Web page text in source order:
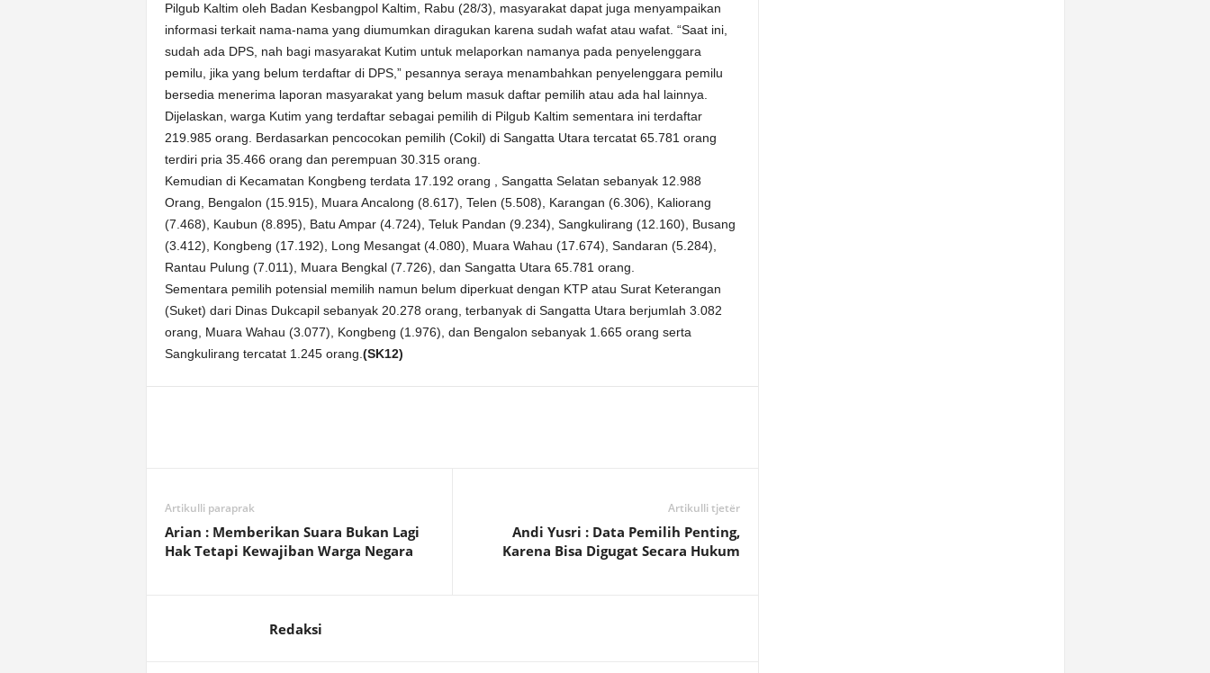
Pilgub Kaltim oleh Badan Kesbangpol Kaltim, Rabu (28/3), masyarakat dapat juga menyampaikan
informasi terkait nama-nama yang diumumkan diragukan karena sudah wafat atau wafat. “Saat ini,
sudah ada DPS, nah bagi masyarakat Kutim untuk melaporkan namanya pada penyelenggara
pemilu, jika yang belum terdaftar di DPS,” pesannya seraya menambahkan penyelenggara pemilu
bersedia menerima laporan masyarakat yang belum masuk daftar pemilih atau ada hal lainnya.
Dijelaskan, warga Kutim yang terdaftar sebagai pemilih di Pilgub Kaltim sementara ini terdaftar
219.985 orang. Berdasarkan pencocokan pemilih (Cokil) di Sangatta Utara tercatat 65.781 orang
terdiri pria 35.466 orang dan perempuan 30.315 orang.
Kemudian di Kecamatan Kongbeng terdata 17.192 orang , Sangatta Selatan sebanyak 12.988
Orang, Bengalon (15.915), Muara Ancalong (8.617), Telen (5.508), Karangan (6.306), Kaliorang
(7.468), Kaubun (8.895), Batu Ampar (4.724), Teluk Pandan (9.234), Sangkulirang (12.160), Busang
(3.412), Kongbeng (17.192), Long Mesangat (4.080), Muara Wahau (17.674), Sandaran (5.284),
Rantau Pulung (7.011), Muara Bengkal (7.726), dan Sangatta Utara 65.781 orang.
Sementara pemilih potensial memilih namun belum diperkuat dengan KTP atau Surat Keterangan
(Suket) dari Dinas Dukcapil sebanyak 20.278 orang, terbanyak di Sangatta Utara berjumlah 3.082
orang, Muara Wahau (3.077), Kongbeng (1.976), dan Bengalon sebanyak 1.665 orang serta
Sangkulirang tercatat 1.245 orang. (SK12)
Artikulli paraprak
Arian : Memberikan Suara Bukan Lagi
Hak Tetapi Kewajiban Warga Negara
Artikulli tjetër
Andi Yusri : Data Pemilih Penting,
Karena Bisa Digugat Secara Hukum
Redaksi